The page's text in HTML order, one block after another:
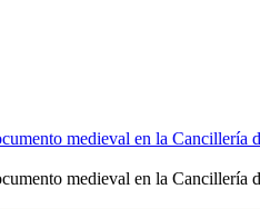
medieval en la Cancillería
medieval en la Cancillería